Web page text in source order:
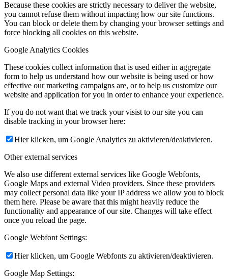
Because these cookies are strictly necessary to deliver the website,
you cannot refuse them without impacting how our site functions.
You can block or delete them by changing your browser settings and
force blocking all cookies on this website.
Google Analytics Cookies
These cookies collect information that is used either in aggregate
form to help us understand how our website is being used or how
effective our marketing campaigns are, or to help us customize our
website and application for you in order to enhance your experience.
If you do not want that we track your visist to our site you can
disable tracking in your browser here:
Hier klicken, um Google Analytics zu aktivieren/deaktivieren.
Other external services
We also use different external services like Google Webfonts,
Google Maps and external Video providers. Since these providers
may collect personal data like your IP address we allow you to block
them here. Please be aware that this might heavily reduce the
functionality and appearance of our site. Changes will take effect
once you reload the page.
Google Webfont Settings:
Hier klicken, um Google Webfonts zu aktivieren/deaktivieren.
Google Map Settings: